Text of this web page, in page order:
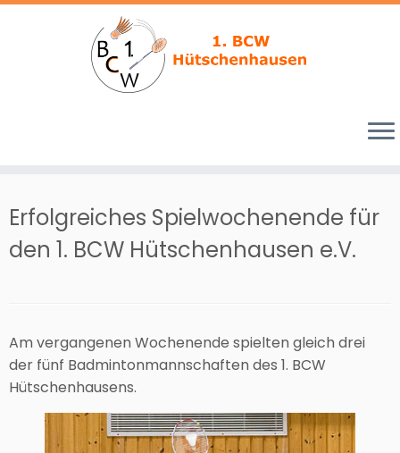
Inhalt
springen
Erfolgreiches Spielwochenende für
den 1. BCW Hütschenhausen e.V.
Am vergangenen Wochenende spielten gleich drei
der fünf Badmintonmannschaften des 1. BCW
Hütschenhausens.